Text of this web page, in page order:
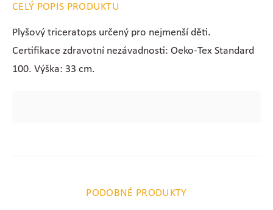
CELÝ POPIS PRODUKTU
Plyšový triceratops určený pro nejmenší děti.
Certifikace zdravotní nezávadnosti: Oeko-Tex Standard
100. Výška: 33 cm.
PODOBNÉ PRODUKTY